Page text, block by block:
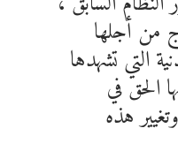
من أجلها
التي تشهدها
الحق في
هذه